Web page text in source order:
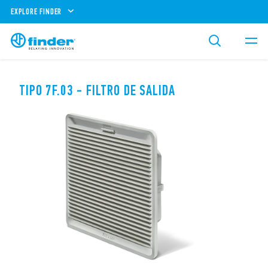
EXPLORE FINDER
TIPO 7F.03 - FILTRO DE SALIDA